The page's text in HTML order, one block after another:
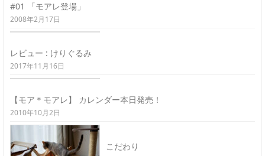
#01 「モアレ登場」
2008年2月17日
レビュー : けりぐるみ
2017年11月16日
【モア＊モアレ】 カレンダー本日発売！
2010年10月2日
こだわり